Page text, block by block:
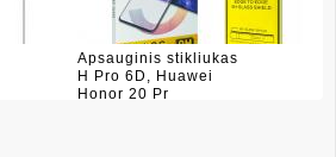
Apsauginis stikliukas
H Pro 6D, Huawei
Honor 20 Pr